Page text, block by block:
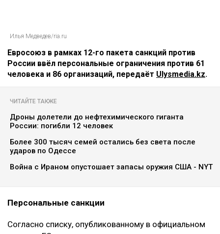
Илья Медведев/ria.ru
Евросоюз в рамках 12-го пакета санкций против
России ввёл персональные ограничения против 61
человека и 86 организаций, передаёт Ulysmedia.kz.
ЧИТАЙТЕ ТАКЖЕ
Дроны долетели до нефтехимического гиганта
России: погибли 12 человек
Более 300 тысяч семей остались без света после
ударов по Одессе
Война с Ираном опустошает запасы оружия США - NYT
Персональные санкции
Согласно списку, опубликованному в официальном